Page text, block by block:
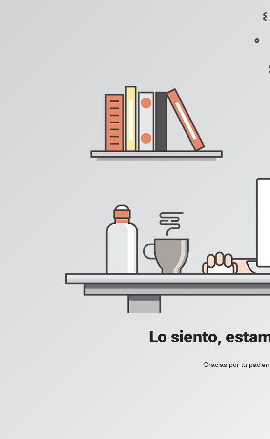
Lo siento,
Gracias por tu